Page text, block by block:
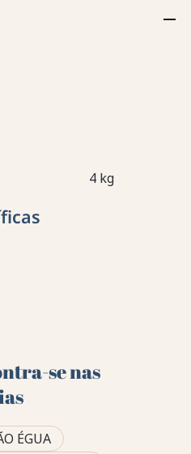
4 kg
se nas
ÉGUA